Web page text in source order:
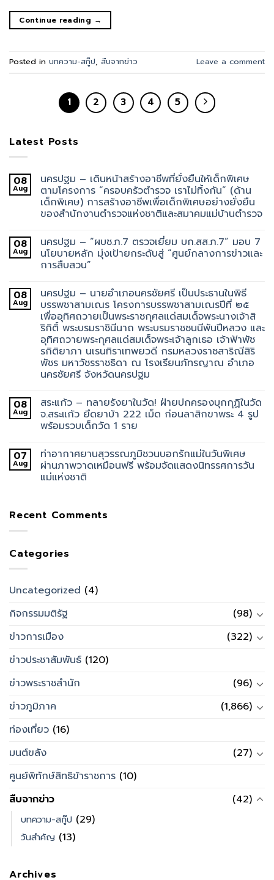
Continue reading →
Posted in บทความ-สกู๊ป, สืบจากข่าว Leave a comment
1 2 3 4 5
Latest Posts
08
Aug
นครปฐม – เดินหน้าสร้างอาชีพที่ยั่งยืนให้เด็กพิเศษ
ตามโครงการ “ครอบครัวตำรวจ เราไม่ทิ้งกัน” (ด้าน
เด็กพิเศษ) การสร้างอาชีพเพื่อเด็กพิเศษอย่างยั่งยืน
ของสำนักงานตำรวจแห่งชาติและสมาคมแม่บ้านตำรวจ
08
Aug
นครปฐม – “ผบช.ภ.7 ตรวจเยี่ยม บก.สส.ภ.7” มอบ 7
นโยบายหลัก มุ่งเป้ายกระดับสู่ “ศูนย์กลางการข่าวและ
การสืบสวน”
08
Aug
นครปฐม – นายอำเภอนครชัยศรี เป็นประธานในพิธี
บรรพชาสามเณร โครงการบรรพชาสามเณรปีที่ ๒๕
เพื่ออุทิศถวายเป็นพระราชกุศลแด่สมเด็จพระนางเจ้าสิ
ริกิติ์ พระบรมราชินีนาถ พระบรมราชชนนีพันปีหลวง และ
อุทิศถวายพระกุศลแด่สมเด็จพระเจ้าลูกเธอ เจ้าฟ้าพัช
รกิติยาภา นเรนทิราเทพยวดี กรมหลวงราชสาริณีสิริ
พัชร มหาวัชรราชธิดา ณ โรงเรียนภัทรญาณ อำเภอ
นครชัยศรี จังหวัดนครปฐม
08
Aug
สระแก้ว – ทลายรังยาในวัด! ฝ่ายปกครองบุกกุฏิในวัด
จ.สระแก้ว ยึดยาบ้า 222 เม็ด ก่อนลาสิกขาพระ 4 รูป
พร้อมรวบเด็กวัด 1 ราย
07
Aug
ท่าอากาศยานสุวรรณภูมิชวนบอกรักแม่ในวันพิเศษ
ผ่านภาพวาดเหมือนฟรี พร้อมจัดแสดงนิทรรศการวัน
แม่แห่งชาติ
Recent Comments
Categories
Uncategorized (4)
กิจกรรมมติรัฐ
(98)
ข่าวการเมือง
(322)
ข่าวประชาสัมพันธ์ (120)
ข่าวพระราชสำนัก
(96)
ข่าวภูมิภาค
(1,866)
ท่องเที่ยว (16)
มนต์ขลัง
(27)
ศูนย์พิทักษ์สิทธิข้าราชการ (10)
สืบจากข่าว
(42)
บทความ-สกู๊ป (29)
วันสำคัญ (13)
Archives